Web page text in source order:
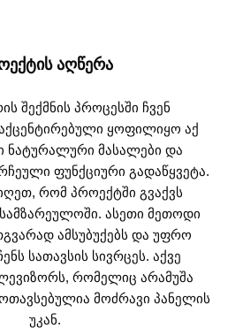
ᲐᲦᲬᲔᲠᲐ
შექმნის პროცესში ჩვენ
ყოფილიყო აქ
ნატურალური მასალები და
ფუნქციური გადაწყვეტა.
რომ პროექტში გვაქვს
ასეთი მეთოდი
ამსუბუქებს და უფრო
სათავსის სივრცეს. აქვე
რომელიც არამუშა
მოძრავი პანელის
უკან.